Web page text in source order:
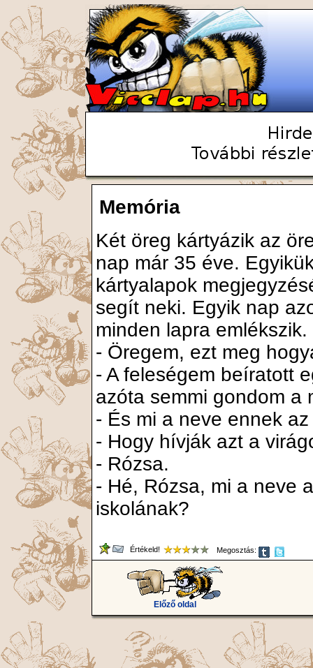
Memória
Két öreg kártyázik az
nap már 35 éve.
kártyalapok
segít neki. Egyik nap
minden lapra
- Öregem, ezt meg
- A feleségem beíratott
azóta semmi gondom a
- És mi a neve ennek
- Hogy hívják azt a
- Rózsa.
- Hé, Rózsa, mi a neve
iskolának?
Értékeld! Megosztás:
Előző oldal